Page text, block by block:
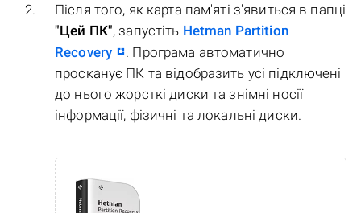
Після того, як карта пам'яті з'явиться в папці
"Цей ПК", запустіть Hetman Partition
Recovery
. Програма автоматично
просканує ПК та відобразить усі підключені
до нього жорсткі диски та знімні носії
інформації, фізичні та локальні диски.